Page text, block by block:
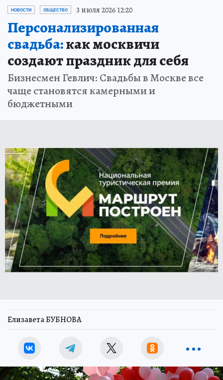
НОВОСТИ ОБЩЕСТВО 3 июля 2026 12:20
Персонализированная
свадьба:как москвичи
создают праздник для себя
Бизнесмен Гевлич: Свадьбы в Москве все
чаще становятся камерными и
бюджетными
Елизавета БУБНОВА